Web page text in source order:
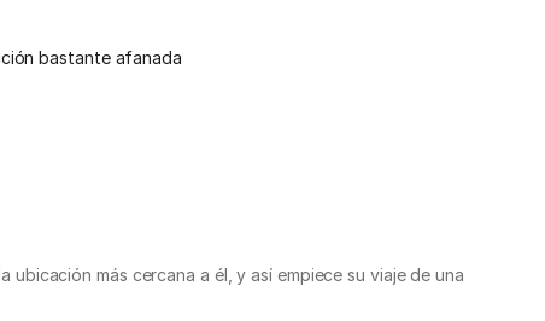
bastante afanada
más cercana a él, y así empiece su viaje de una